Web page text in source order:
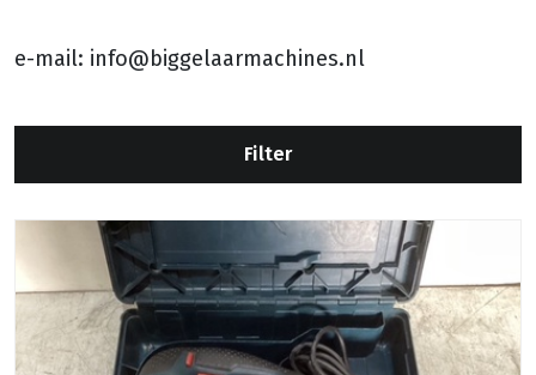
e-mail: info@biggelaarmachines.nl
Filter